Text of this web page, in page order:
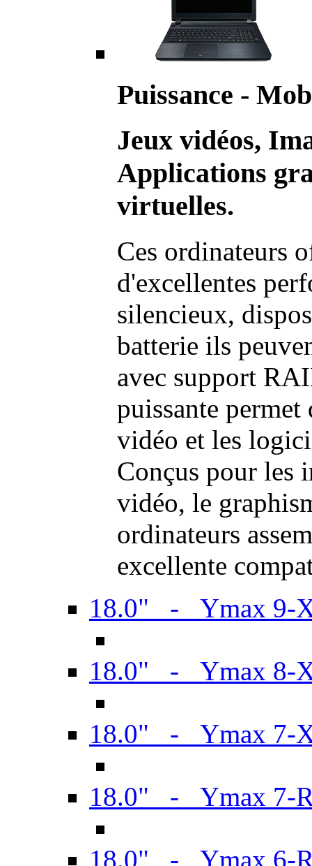
Puissance -
Jeux vidéos,
Applications
virtuelles.
Ces ordinateurs
d'excellentes
silencieux,
batterie ils
avec support
puissante permet
vidéo et les
Conçus pour les
vidéo, le
ordinateurs
excellente
18.0" - Ymax 9-
18.0" - Ymax 8-
18.0" - Ymax 7-
18.0" - Ymax 7-
18.0" - Ymax 6-